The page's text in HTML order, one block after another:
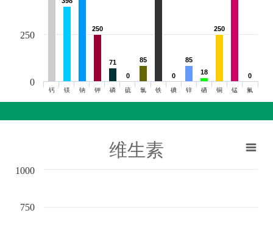
250
250
71
71
0
0
85
85
0
0
85
85
18
18
250
250
0
0
钙 镁 钠 钾 磷 硫 氯 铁 碘 锌 硒 铜 锰 氟
0
250
维生素
750
1000